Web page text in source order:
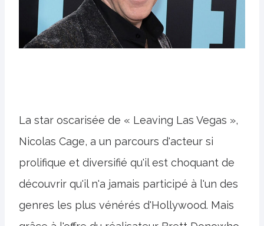
La star oscarisée de « Leaving Las Vegas »,
Nicolas Cage, a un parcours d'acteur si
prolifique et diversifié qu'il est choquant de
découvrir qu'il n'a jamais participé à l'un des
genres les plus vénérés d'Hollywood. Mais